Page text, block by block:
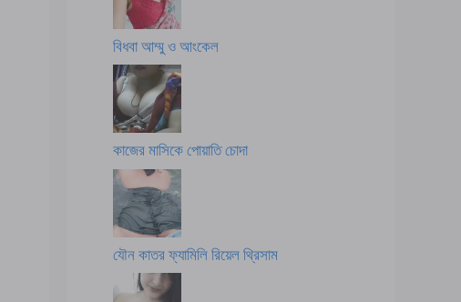
বিধবা আম্মু ও আংকেল
কাজের মাসিকে পোয়াতি চোদা
যৌন কাতর ফ্যামিলি রিয়েল থ্রিসাম